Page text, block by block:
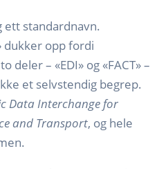
ett standardnavn.
dukker opp fordi
– «EDI» og «FACT» –
et selvstendig begrep.
Data Interchange for
and Transport, og hele